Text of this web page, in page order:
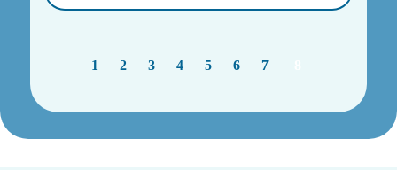
1 2 3 4 5 6 7